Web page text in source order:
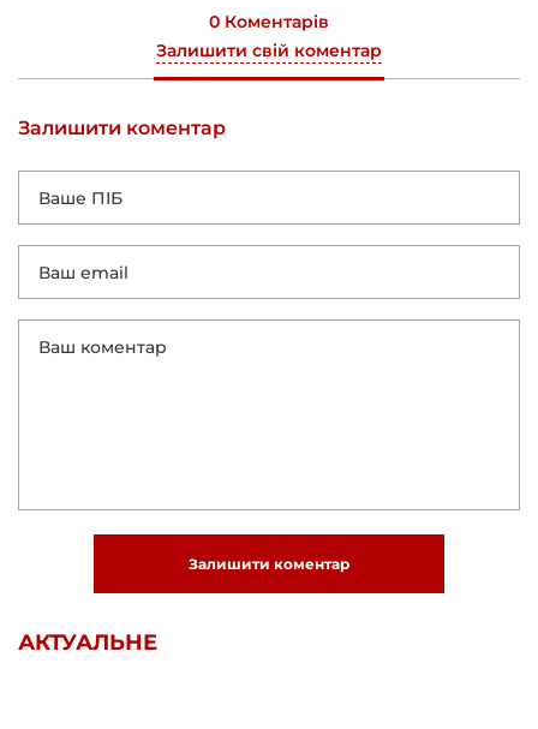
0 Коментарів
Залишити свій коментар
Залишити коментар
Залишити коментар
АКТУАЛЬНЕ